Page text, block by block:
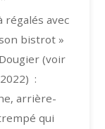
régalés avec
bistrot »
(voir
:
arrière-
qui